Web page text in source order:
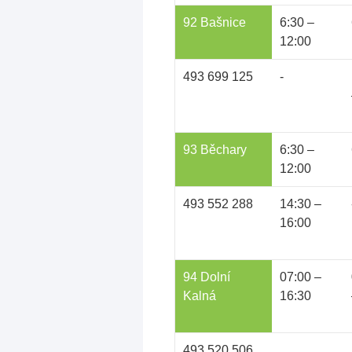
92 Bašnice
6:30 –
12:00
493 699 125 -
93 Běchary
6:30 –
12:00
493 552 288
14:30 –
16:00
94 Dolní
Kalná
07:00 –
16:30